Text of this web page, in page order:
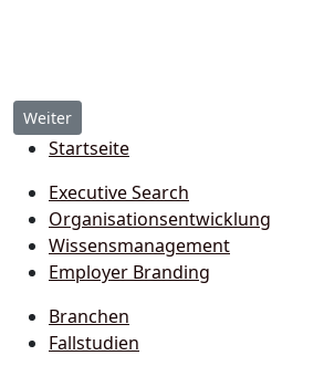
Nächster Beitrag: Elektroauto - Zukunft
Weiter
Startseite
Executive Search
Organisationsentwicklung
Wissensmanagement
Employer Branding
Branchen
Fallstudien